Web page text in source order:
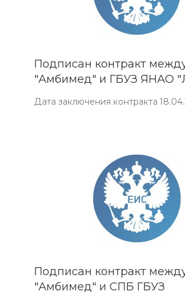
Подписан контракт
"Амбимед" и ГБУЗ ЯНАО
Дата заключения контракта
Подписан контракт
"Амбимед" и СПБ ГБУЗ